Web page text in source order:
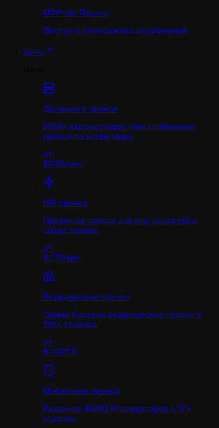
MTProto Прокси
Доступ в телеграм без ограничений
Цены
Датацентр прокси
500K+ высокоскоростных стабильных
прокси по всему миру.
от
$0.90/мес
ISP прокси
Надёжные прокси для игр, соцсетей и
сбора данных.
от
$1.70/мес
Резидентские прокси
Самые быстрые резидентские прокси в
190+ странах.
от
$1.00/ГБ
Мобильные прокси
Реальные 4G/5G IP операторов в 17+
странах.